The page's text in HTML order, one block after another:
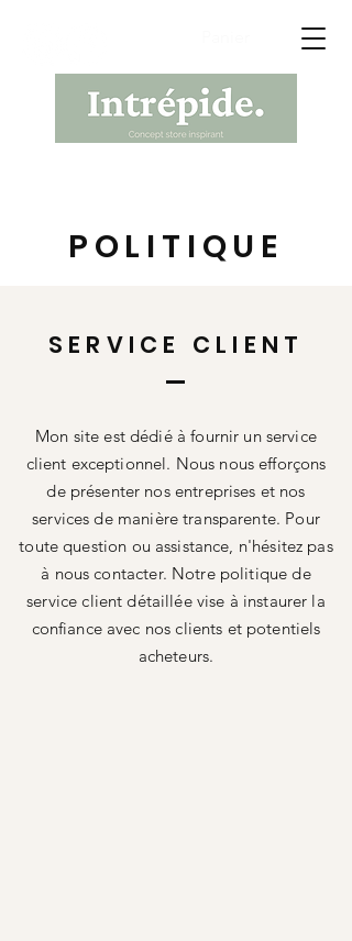
POLITIQUE
SERVICE CLIENT
Mon site est dédié à fournir un service
client exceptionnel. Nous nous efforçons
de présenter nos entreprises et nos
services de manière transparente. Pour
toute question ou assistance, n'hésitez pas
à nous contacter. Notre politique de
service client détaillée vise à instaurer la
confiance avec nos clients et potentiels
acheteurs.